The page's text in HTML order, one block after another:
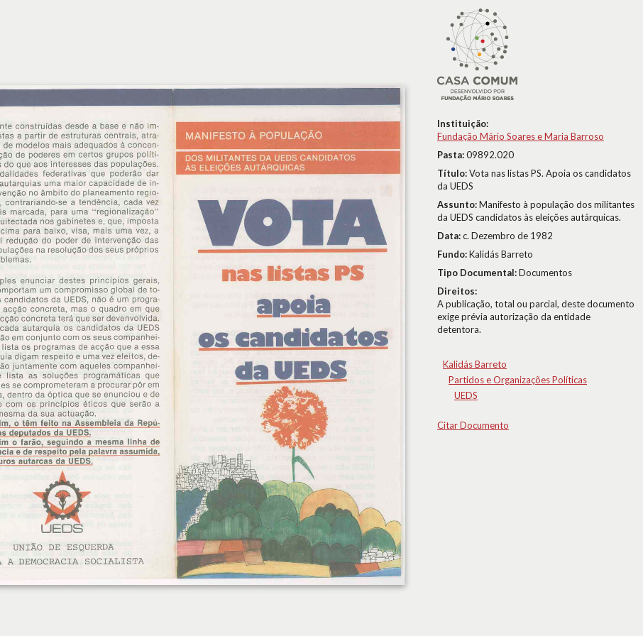
Instituição:
Fundação Mário Soares e Maria Barroso
Pasta:09892.020
Título:Vota nas listas PS. Apoia os candidatos
da UEDS
Assunto:Manifesto à população dos militantes
da UEDS candidatos às eleições autárquicas.
Data:c. Dezembro de 1982
Fundo:Kalidás Barreto
Tipo Documental:Documentos
Direitos:
A publicação, total ou parcial, deste documento
exige prévia autorização da entidade
detentora.
Kalidás Barreto
Partidos e Organizações Políticas
UEDS
Citar Documento